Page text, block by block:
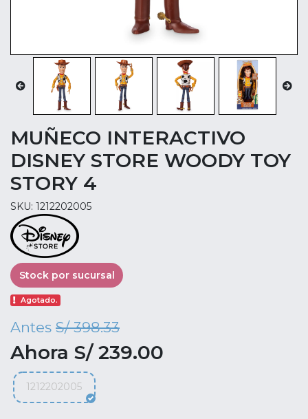
MUÑECO INTERACTIVO
DISNEY STORE WOODY TOY
STORY 4
SKU: 1212202005
Stock por sucursal
Agotado.
Antes S/ 398.33
Ahora S/ 239.00
1212202005